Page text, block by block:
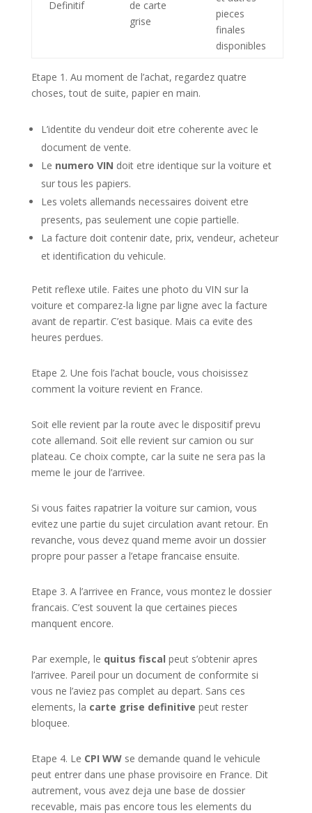
Definitif
de carte
grise
pieces
finales
disponibles
Etape 1. Au moment de l’achat, regardez quatre
choses, tout de suite, papier en main.
L’identite du vendeur doit etre coherente avec le
document de vente.
Le numero VIN doit etre identique sur la voiture et
sur tous les papiers.
Les volets allemands necessaires doivent etre
presents, pas seulement une copie partielle.
La facture doit contenir date, prix, vendeur, acheteur
et identification du vehicule.
Petit reflexe utile. Faites une photo du VIN sur la
voiture et comparez-la ligne par ligne avec la facture
avant de repartir. C’est basique. Mais ca evite des
heures perdues.
Etape 2. Une fois l’achat boucle, vous choisissez
comment la voiture revient en France.
Soit elle revient par la route avec le dispositif prevu
cote allemand. Soit elle revient sur camion ou sur
plateau. Ce choix compte, car la suite ne sera pas la
meme le jour de l’arrivee.
Si vous faites rapatrier la voiture sur camion, vous
evitez une partie du sujet circulation avant retour. En
revanche, vous devez quand meme avoir un dossier
propre pour passer a l’etape francaise ensuite.
Etape 3. A l’arrivee en France, vous montez le dossier
francais. C’est souvent la que certaines pieces
manquent encore.
Par exemple, le quitus fiscal peut s’obtenir apres
l’arrivee. Pareil pour un document de conformite si
vous ne l’aviez pas complet au depart. Sans ces
elements, la carte grise definitive peut rester
bloquee.
Etape 4. Le CPI WWse demande quand le vehicule
peut entrer dans une phase provisoire en France. Dit
autrement, vous avez deja une base de dossier
recevable, mais pas encore tous les elements du